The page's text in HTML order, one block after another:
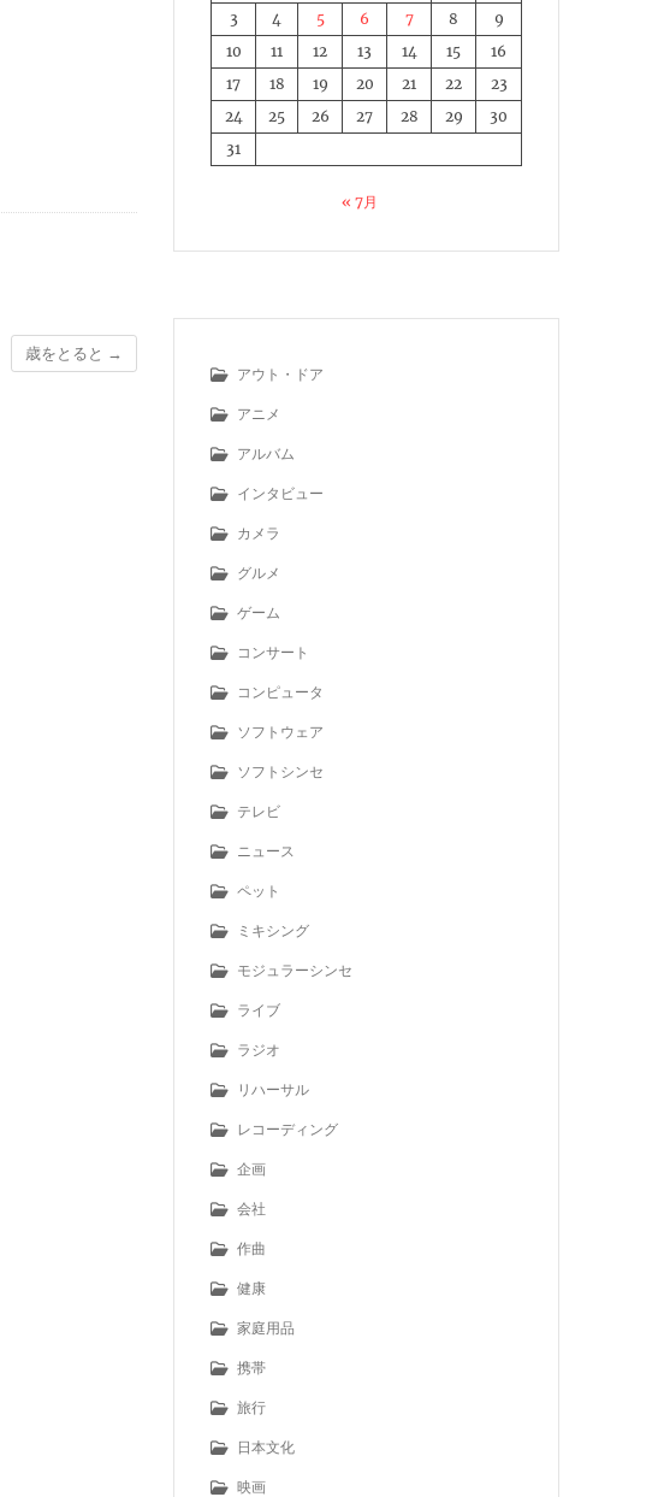
歳をとると →
3
4 5 6 7 8
9
10
11 12 13 14 15
16
17
18 19 20 21 22
23
24
25 26 27 28 29
30
31
« 7月
アウト・ドア
アニメ
アルバム
インタビュー
カメラ
グルメ
ゲーム
コンサート
コンピュータ
ソフトウェア
ソフトシンセ
テレビ
ニュース
ペット
ミキシング
モジュラーシンセ
ライブ
ラジオ
リハーサル
レコーディング
企画
会社
作曲
健康
家庭用品
携帯
旅行
日本文化
映画